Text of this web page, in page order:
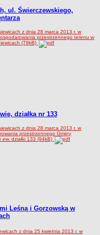
ul. Świerczewskiego,
z dnia 28 marca 2013 r. w
przestrzennego terenu w
(79kB)
działka nr 133
z dnia 28 marca 2013 r. w
przestrzennego Gminy
działki 133 (94kB)
Leśną i Gorzowską w
z dnia 25 kwietnia 2013 r. w